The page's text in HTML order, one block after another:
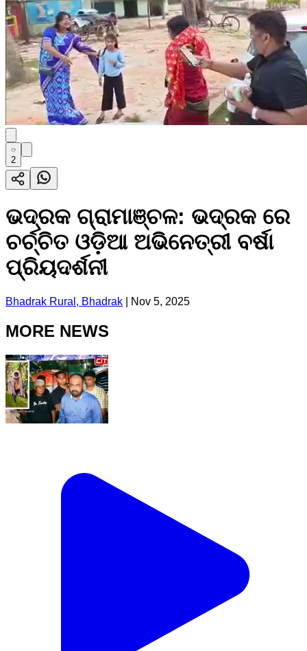
2
ଭଦ୍ରକ ଗ୍ରାମାଞ୍ଚଳ: ଭଦ୍ରକ ରେ
ଚର୍ଚ୍ଚିତ ଓଡ଼ିଆ ଅଭିନେତ୍ରୀ ବର୍ଷା
ପ୍ରିୟଦର୍ଶନୀ
Bhadrak Rural, Bhadrak Nov 5, 2025
MORE NEWS